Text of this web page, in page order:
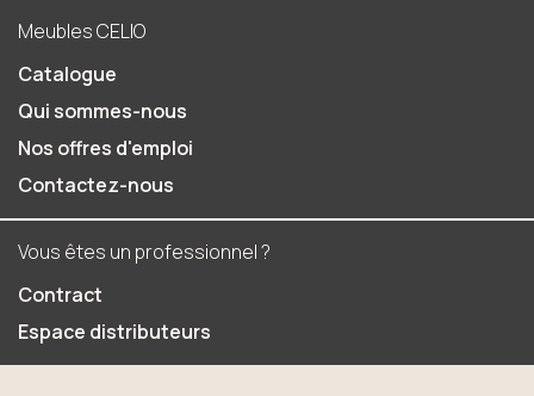
Meubles CELIO
Catalogue
Qui sommes-nous
Nos offres d'emploi
Contactez-nous
Vous êtes un professionnel ?
Contract
Espace distributeurs